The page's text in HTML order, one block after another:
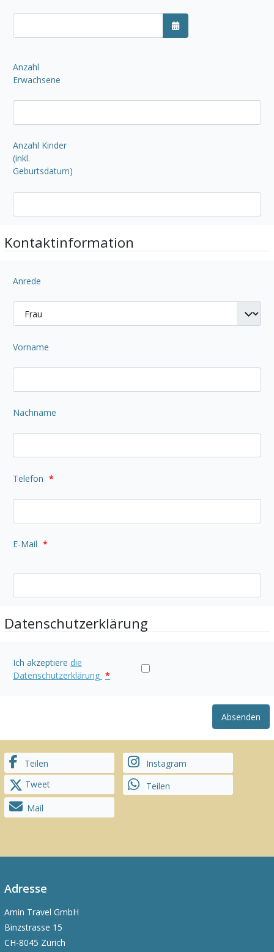
Kalender öffnen
Anzahl
Erwachsene
Anzahl Kinder
(inkl.
Geburtsdatum)
Kontaktinformation
Anrede
Vorname
Nachname
Telefon *
E-Mail *
Datenschutzerklärung
Ich akzeptiere die
Datenschutzerklärung *
Absenden
Teilen
Instagram
Tweet
Teilen
Mail
Adresse
Amin Travel GmbH
Binzstrasse 15
CH-8045 Zürich